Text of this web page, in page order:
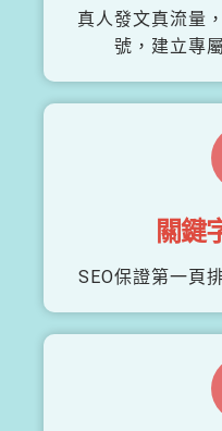
真人發文真流量
號，建立專
關鍵
SEO保證第一頁